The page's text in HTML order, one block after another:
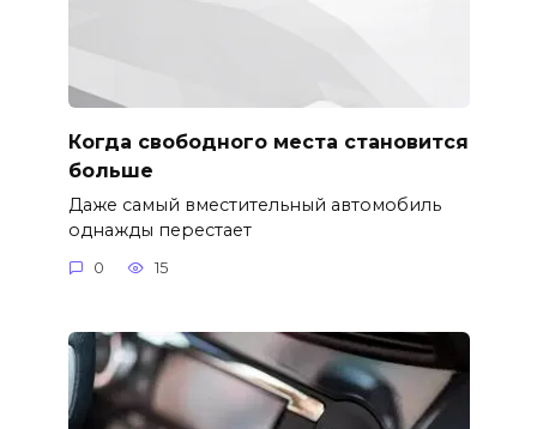
Когда свободного места становится
больше
Даже самый вместительный автомобиль
однажды перестает
0 15